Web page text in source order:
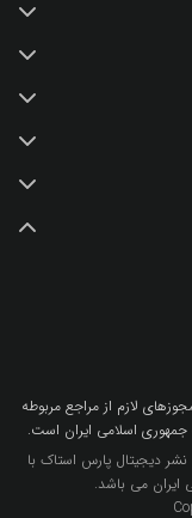
لازم از مراجع مربوطه
جمهوري اسلامي ايران است.
دیجیتال پارس استاک با
ایران می باشد.